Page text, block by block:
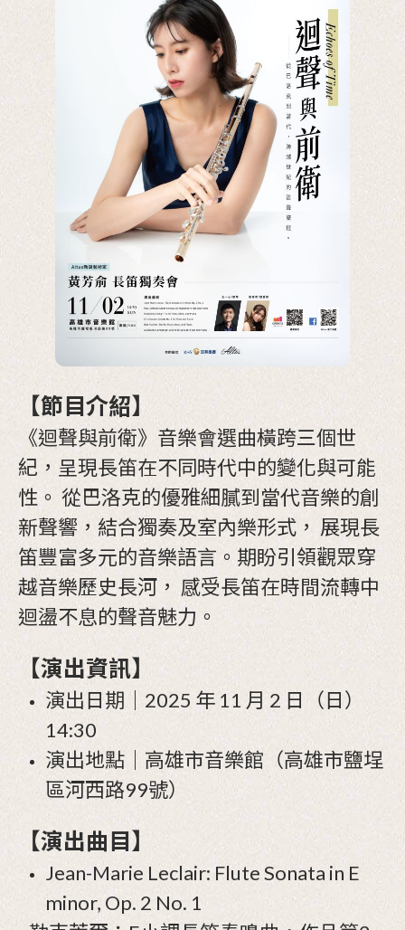
【節目介紹】
《迴聲與前衛》音樂會選曲橫跨三個世
紀，呈現長笛在不同時代中的變化與可能
性。 從巴洛克的優雅細膩到當代音樂的創
新聲響，結合獨奏及室內樂形式， 展現長
笛豐富多元的音樂語言。期盼引領觀眾穿
越音樂歷史長河， 感受長笛在時間流轉中
迴盪不息的聲音魅力。
【演出資訊】
演出日期｜2025 年 11 月 2 日（日）
14:30
演出地點｜高雄市音樂館（高雄市鹽埕
區河西路99號）
【演出曲目】
Jean-Marie Leclair: Flute Sonata in E
minor, Op. 2 No. 1